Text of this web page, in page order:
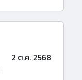
2 ต.ค. 2568